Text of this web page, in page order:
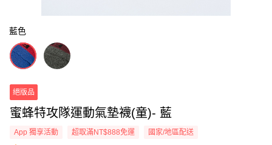
藍色
絕版品
蜜蜂特攻隊運動氣墊襪(童)- 藍
App 獨享活動 超取滿NT$888免運 國家/地區配送